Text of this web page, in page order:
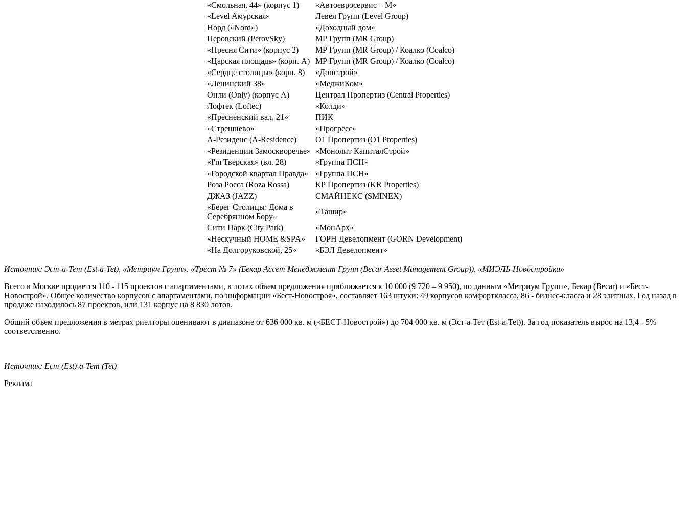
«Смольная, 44» (корпус 1)
«Автоевросервис – М»
«Level Амурская»
Левел Групп (Level Group)
Норд («Nord»)
«Доходный дом»
Перовский (PerovSky)
МР Групп (MR Group)
«Пресня Сити» (корпус 2)
МР Групп (MR Group) / Коалко (Coalco)
«Царская площадь» (корп. А)
МР Групп (MR Group) / Коалко (Coalco)
«Сердце столицы» (корп. 8)
«Донстрой»
«Ленинский 38»
«МеджиКом»
Онли (Only) (корпус А)
Централ Пропертиз (Central Properties)
Лофтек (Loftec)
«Колди»
«Пресненский вал, 21»
ПИК
«Стрешнево»
«Прогресс»
А-Резиденс (A-Residence)
О1 Пропертиз (O1 Properties)
«Резиденции Замоскворечье»
«Монолит КапиталСтрой»
«I'm Тверская» (вл. 28)
«Группа ПСН»
«Городской квартал Правда»
«Группа ПСН»
Роза Росса (Roza Rossa)
КР Пропертиз (KR Properties)
ДЖАЗ (JAZZ)
СМАЙНЕКС (SMINEX)
«Берег Столицы: Дома в
Серебрянном Бору»
«Ташир»
Сити Парк (City Park)
«МонАрх»
«Нескучный HOME &SPA»
ГОРН Девелопмент (GORN Development)
«На Долгоруковской, 25»
«БЭЛ Девелопмент»
Источник: Эст-а-Тет (Est-a-Tet), «Метриум Групп», «Трест № 7» (Бекар Ассет Менеджмент Групп (Becar Asset Management Group)), «МИЭЛЬ-Новостройки»
Всего в Москве продается 110 - 115 проектов с апартаментами, в лотах объем предложения приближается к 10 000 (9 720 – 9 950), по данным «Метриум Групп», Бекар (Becar) и «Бест-
Новострой». Общее количество корпусов с апартаментами, по информации «Бест-Новостроя», составляет 163 штуки: 49 корпусов комфорткласса, 86 - бизнес-класса и 28 элитных. Год назад в
продаже находилось 87 проектов, или 131 корпус на 8 830 лотов.
Общий объем предложения в метрах риелторы оценивают в диапазоне от 636 000 кв. м («БЕСТ-Новострой») до 704 000 кв. м (Эст-а-Тет (Est-a-Tet)). За год показатель вырос на 13,4 - 5%
соответственно.
Источник: Ест (Est)-a-Тет (Tet)
Реклама